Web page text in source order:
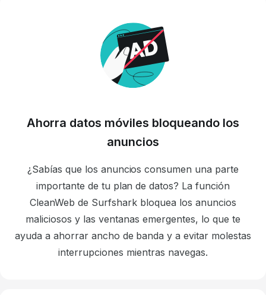
Ahorra datos móviles bloqueando los
anuncios
¿Sabías que los anuncios consumen una parte
importante de tu plan de datos? La función
CleanWeb de Surfshark bloquea los anuncios
maliciosos y las ventanas emergentes, lo que te
ayuda a ahorrar ancho de banda y a evitar molestas
interrupciones mientras navegas.